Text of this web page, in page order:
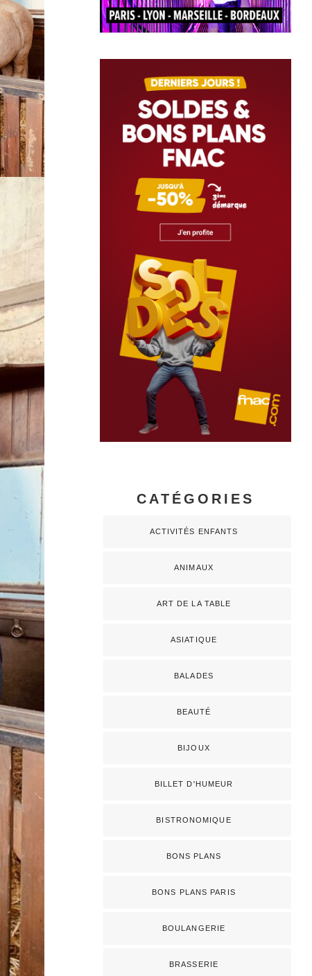
CATÉGORIES
ACTIVITÉS ENFANTS
ANIMAUX
ART DE LA TABLE
ASIATIQUE
BALADES
BEAUTÉ
BIJOUX
BILLET D'HUMEUR
BISTRONOMIQUE
BONS PLANS
BONS PLANS PARIS
BOULANGERIE
BRASSERIE